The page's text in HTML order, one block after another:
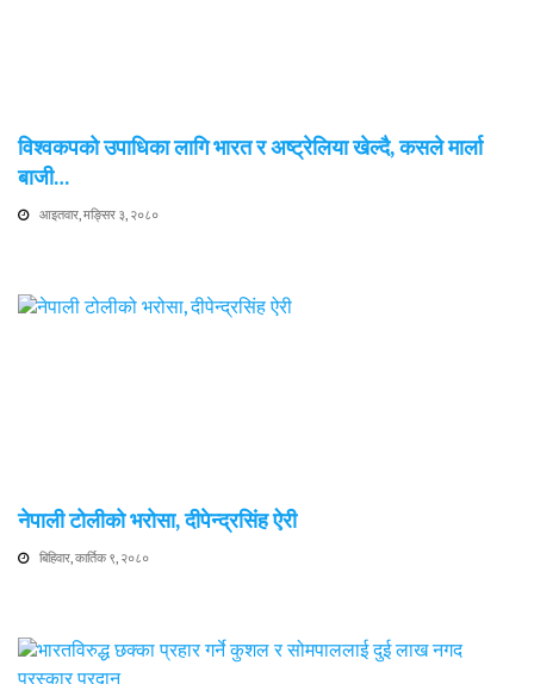
विश्वकपको उपाधिका लागि भारत र अष्ट्रेलिया खेल्दै, कसले मार्ला
बाजी…
आइतवार, मङ्सिर ३, २०८०
नेपाली टोलीको भरोसा, दीपेन्द्रसिंह ऐरी
बिहिवार, कार्तिक ९, २०८०